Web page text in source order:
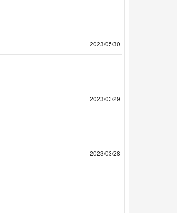
2023/05/30
2023/03/29
2023/03/28